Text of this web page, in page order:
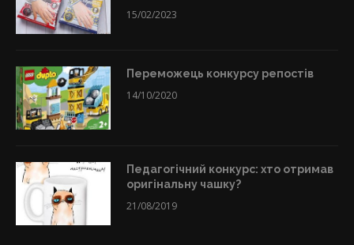
15/02/2023
Переможець конкурсу репостів
14/10/2020
Педагогічний конкурс: хто отримав
оригінальну чашку?
21/08/2019